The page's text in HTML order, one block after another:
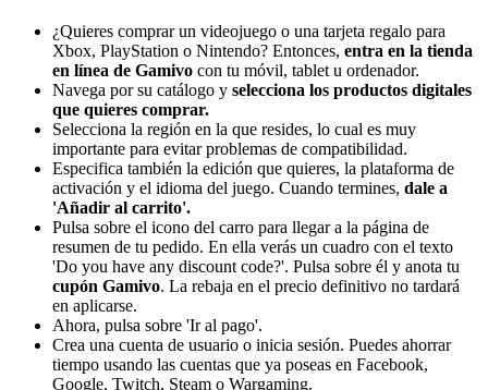
¿Quieres comprar un videojuego o una tarjeta regalo para
Xbox, PlayStation o Nintendo? Entonces, entra en la tienda
en línea de Gamivo con tu móvil, tablet u ordenador.
Navega por su catálogo y selecciona los productos digitales
que quieres comprar.
Selecciona la región en la que resides, lo cual es muy
importante para evitar problemas de compatibilidad.
Especifica también la edición que quieres, la plataforma de
activación y el idioma del juego. Cuando termines, dale a
'Añadir al carrito'.
Pulsa sobre el icono del carro para llegar a la página de
resumen de tu pedido. En ella verás un cuadro con el texto
'Do you have any discount code?'. Pulsa sobre él y anota tu
cupón Gamivo. La rebaja en el precio definitivo no tardará
en aplicarse.
Ahora, pulsa sobre 'Ir al pago'.
Crea una cuenta de usuario o inicia sesión. Puedes ahorrar
tiempo usando las cuentas que ya poseas en Facebook,
Google, Twitch, Steam o Wargaming.